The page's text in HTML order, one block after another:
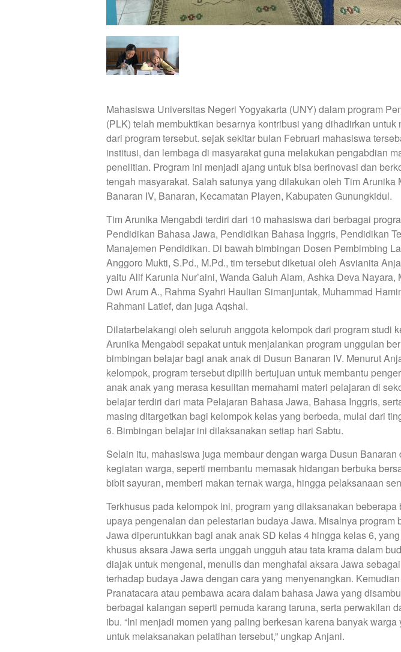
Mahasiswa Universitas Negeri Yogyakarta (UNY) dalam program
(PLK) telah membuktikan besarnya kontribusi yang dihadirkan untuk
dari program tersebut. sejak sekitar bulan Februari mahasiswa
institusi, dan lembaga di masyarakat guna melakukan pengabdian
penelitian. Program ini menjadi ajang untuk bisa berinovasi dan
tengah masyarakat. Salah satunya yang dilakukan oleh Tim Arunika
Banaran IV, Banaran, Kecamatan Playen, Kabupaten Gunungkidul.
Tim Arunika Mengabdi terdiri dari 10 mahasiswa dari berbagai
Pendidikan Bahasa Jawa, Pendidikan Bahasa Inggris, Pendidikan
Manajemen Pendidikan. Di bawah bimbingan Dosen Pembimbing
Anggoro Mukti, S.Pd., M.Pd., tim tersebut diketuai oleh Asvianita
yaitu Alif Karunia Nur’aini, Wanda Galuh Alam, Ashka Deva Nayara,
Dwi Arum A., Rahma Syahri Haulian Simanjuntak, Muhammad
Rahmani Latief, dan juga Aqshal.
Dilatarbelakangi oleh seluruh anggota kelompok dari program studi
Arunika Mengabdi sepakat untuk menjalankan program unggulan
bimbingan belajar bagi anak anak di Dusun Banaran IV. Menurut
kelompok, program tersebut dipilih bertujuan untuk membantu
anak anak yang merasa kesulitan memahami materi pelajaran di
belajar terdiri dari mata Pelajaran Bahasa Jawa, Bahasa Inggris,
masing ditargetkan bagi kelompok kelas yang berbeda, mulai dari
6. Bimbingan belajar ini dilaksanakan setiap hari Sabtu.
Selain itu, mahasiswa juga membaur dengan warga Dusun Banaran
kegiatan warga, seperti membantu memasak hidangan berbuka
bibit sayuran, memberi makan ternak warga, hingga pelaksanaan
Terkhusus pada kelompok ini, program yang dilaksanakan beberapa
upaya pengenalan dan pelestarian budaya Jawa. Misalnya program
Jawa diperuntukkan bagi anak anak SD kelas 4 hingga kelas 6,
khusus aksara Jawa serta unggah ungguh atau tata krama dalam
diajak untuk mengenal, menulis dan menghafal aksara Jawa
terhadap budaya Jawa dengan cara yang menyenangkan.
Pranatacara atau pembawa acara dalam bahasa Jawa yang
berbagai kalangan seperti pemuda karang taruna, serta perwakilan
ibu. “Ini menjadi momen yang paling berkesan karena banyak
untuk melaksanakan pelatihan tersebut,” ungkap Anjani.